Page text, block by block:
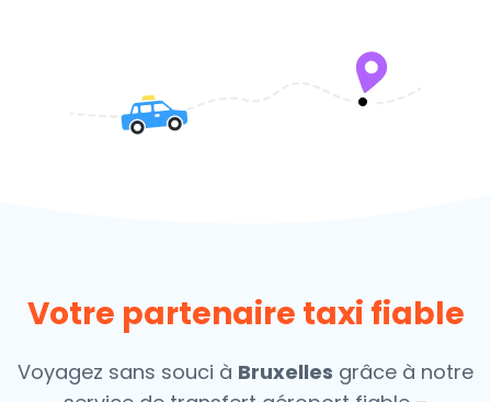
Votre partenaire taxi fiable
Voyagez sans souci à Bruxelles grâce à notre